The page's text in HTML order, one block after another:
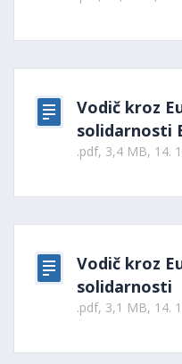
Vodič kroz
solidarnosti
.pdf, 3,4 MB, 14.
Vodič kroz
solidarnosti
.pdf, 3,1 MB, 14.